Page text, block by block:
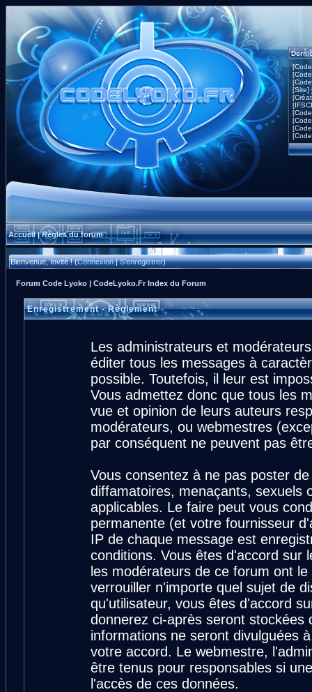
[Site]
Accueil|Règles du forum
Bienvenue, Invité ! (Connexion|S'enregistrer)
Forum Code Lyoko | CodeLyoko.Fr Index du Forum
Enregistrement - Règlement
Les administrateurs et
éditer tous les messages à
possible. Toutefois, il leur est
Vous admettez donc que tous les
vue et opinion de leurs auteurs
modérateurs, ou webmestres
par conséquent ne peuvent pas
Vous consentez à ne pas poster
diffamatoires, menaçants, sexuels
applicables. Le faire peut vous
permanente (et votre fournisseur
IP de chaque message est
conditions. Vous êtes d'accord sur
les modérateurs de ce forum ont
verrouiller n'importe quel sujet de
qu'utilisateur, vous êtes d'accord
donnerez ci-après seront stockées
informations ne seront divulguées
votre accord. Le webmestre,
être tenus pour responsables si
l'accès de ces données.